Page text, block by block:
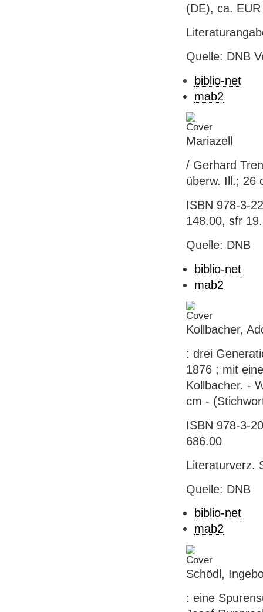
(DE), ca.
Quelle: DNB
biblio-net
mab2
Mariazell
/ Gerhard
überw. Ill.; 26
ISBN 978-3-
148.00, sfr
Quelle: DNB
biblio-net
mab2
Kollbacher,
: drei
1876 ; mit
Kollbacher. -
cm -
ISBN 978-3-
686.00
Literaturverz.
Quelle: DNB
biblio-net
mab2
Schödl,
: eine